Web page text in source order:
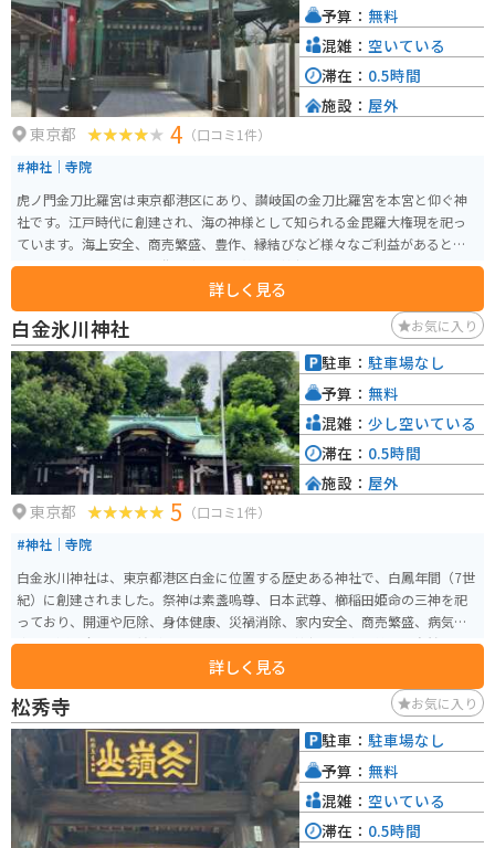
東京都 4 （口コミ1件）
#神社｜寺院
虎ノ門金刀比羅宮は東京都港区にあり、讃岐国の金刀比羅宮を本宮と仰ぐ神
社です。江戸時代に創建され、海の神様として知られる金毘羅大権現を祀っ
ています。海上安全、商売繁盛、豊作、縁結びなど様々なご利益があると言
われています。ビジネス街の中にある静かな神社で、多くのビジネスパーソ
ンが仕事の成功や安全を祈願しに訪れます。境内には高層ビルが立ち並ぶ現
代的な景観と、歴史ある神社の風情が融合しており、ユニークな景色を楽し
めます。
詳しく見る
予算： 無料
混雑： 空いている
滞在： 0.5時間
施設： 屋外
白金氷川神社 お気に入り
東京都 5 （口コミ1件）
#神社｜寺院
白金氷川神社は、東京都港区白金に位置する歴史ある神社で、白鳳年間（7世
紀）に創建されました。祭神は素盞嗚尊、日本武尊、櫛稲田姫命の三神を祀
っており、開運や厄除、身体健康、災禍消除、家内安全、商売繁盛、病気平
癒、交通安全の御利益があるとされています。神社の境内は美しい自然に囲
まれており、特に春には桜が咲き誇り、とてもきれいです。 白金氷川神社は
地域の総鎮守として信仰を集めており、年間を通じて多くの祭りや行事が行
われます。特に、毎年9月の例大祭は多くの参拝者で賑わい、神輿や屋台が出
るなど、賑やかな雰囲気が楽しめます。
詳しく見る
駐車： 駐車場なし
予算： 無料
混雑： 少し空いている
滞在： 0.5時間
施設： 屋外
松秀寺 お気に入り
駐車： 駐車場なし
予算： 無料
混雑： 空いている
滞在： 0.5時間